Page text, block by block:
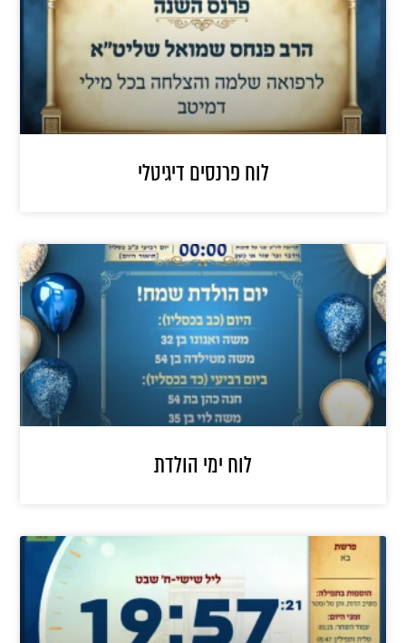
לוח פרנסים דיגיטלי
לוח ימי הולדת